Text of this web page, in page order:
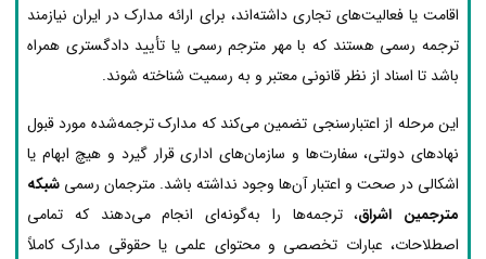
اقامت یا فعالیت‌های تجاری داشته‌اند، برای ارائه مدارک در ایران نیازمند
ترجمه رسمی هستند که با مهر مترجم رسمی یا تأیید دادگستری همراه
باشد تا اسناد از نظر قانونی معتبر و به رسمیت شناخته شوند.
این مرحله از اعتبارسنجی تضمین می‌کند که مدارک ترجمه‌شده مورد قبول
نهادهای دولتی، سفارت‌ها و سازمان‌های اداری قرار گیرد و هیچ ابهام یا
اشکالی در صحت و اعتبار آن‌ها وجود نداشته باشد. مترجمان رسمی شبکه
مترجمین اشراق، ترجمه‌ها را به‌گونه‌ای انجام می‌دهند که تمامی
اصطلاحات، عبارات تخصصی و محتوای علمی یا حقوقی مدارک کاملاً